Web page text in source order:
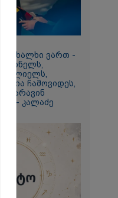
ხალხი ვართ -
ჩამოვიდეს,
არავინ
- კალაძე